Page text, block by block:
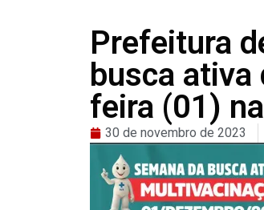
Prefeitura
busca
feira (01)
30 de novembro de 2023